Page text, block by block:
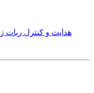
هدايت و كنترل ربات